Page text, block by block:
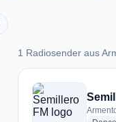
1 Radiosender aus
1 Radiosender aus